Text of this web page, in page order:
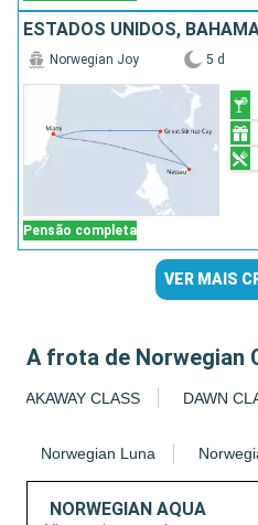
ESTADOS UNIDOS,
Pensão completa
Norwegian Joy 5 d
VER MAIS
A frota de Norwegian
CLASS DAWN
Norwegian Luna
NORWEGIAN AQUA